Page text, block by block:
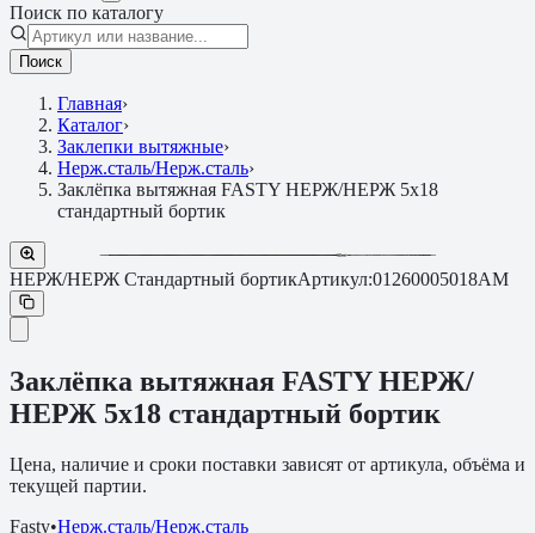
Поиск по каталогу
Поиск
Главная›
Каталог›
Заклепки вытяжные›
Нерж.сталь/Нерж.сталь›
Заклёпка вытяжная FASTY НЕРЖ/НЕРЖ 5х18
стандартный бортик
НЕРЖ/НЕРЖ Стандартный бортикАртикул:01260005018AM
Заклёпка вытяжная FASTY НЕРЖ/
НЕРЖ 5х18 стандартный бортик
Цена, наличие и сроки поставки зависят от артикула, объёма и
текущей партии.
Fasty•Нерж.сталь/Нерж.сталь